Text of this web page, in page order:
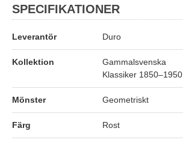
SPECIFIKATIONER
Leverantör Duro
Kollektion
Gammalsvenska
Klassiker 1850–1950
Mönster Geometriskt
Färg Rost